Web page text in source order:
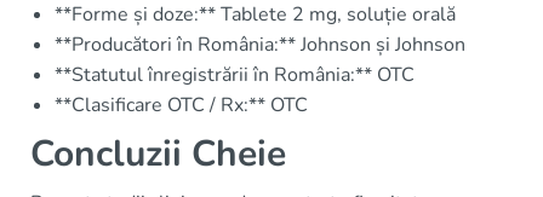
**Forme și doze:** Tablete 2 mg, soluție orală
**Producători în România:** Johnson și Johnson
**Statutul înregistrării în România:** OTC
**Clasificare OTC / Rx:** OTC
Concluzii Cheie